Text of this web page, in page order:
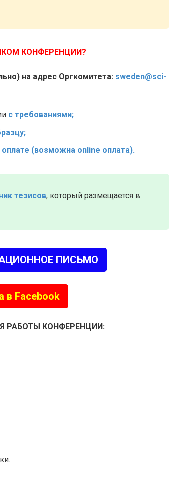
КОНФЕРЕНЦИИ?
на адрес Оргкомитета: sweden@sci-
с требованиями;
оплате (возможна online оплата).
тезисов, который размещается в
ПИСЬМО
в Facebook
РАБОТЫ КОНФЕРЕНЦИИ: